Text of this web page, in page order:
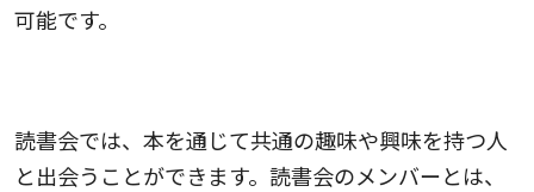
可能です。
読書会では、本を通じて共通の趣味や興味を持つ人
と出会うことができます。読書会のメンバーとは、